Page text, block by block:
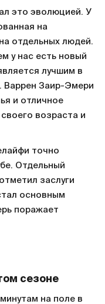
это эволюцией. У
на
отдельных людей.
у нас есть новый
лучшим в
Варрен Заир-Эмери
и отличное
возраста и
точно
Отдельный
заслуги
основным
поражает
сезоне
на поле в